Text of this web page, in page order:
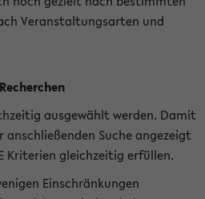
Veranstaltungsarten und
ausgewählt werden. Damit
Suche angezeigt
Kriterien gleichzeitig erfüllen.
Einschränkungen